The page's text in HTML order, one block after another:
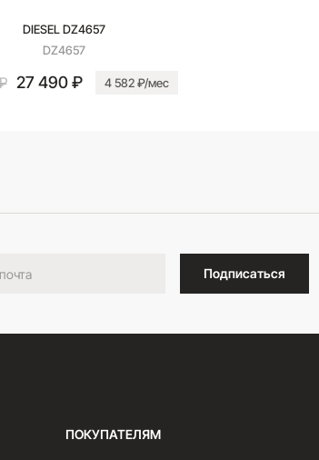
DIESEL DZ4657
DZ4657
27 490 ₽ 4 582 ₽/мес
Подписаться
ПОКУПАТЕЛЯМ